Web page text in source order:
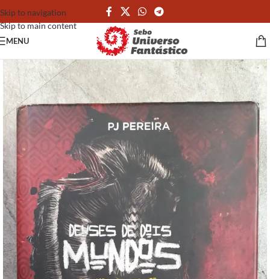
Skip to navigation
Skip to main content
MENU